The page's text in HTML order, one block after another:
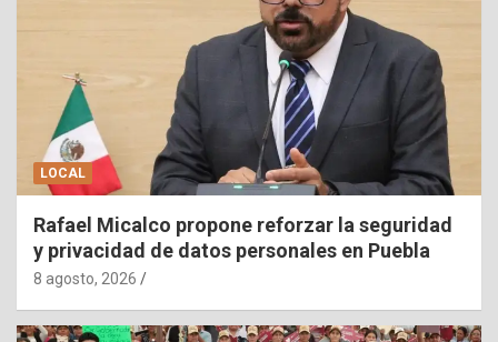
LOCAL
Rafael Micalco propone reforzar la seguridad
y privacidad de datos personales en Puebla
8 agosto, 2026